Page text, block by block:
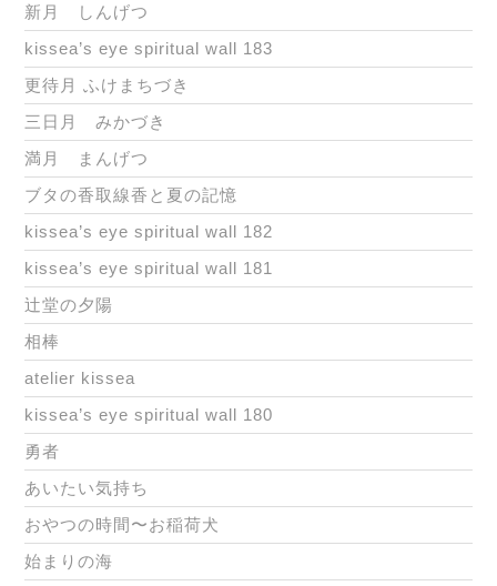
新月 しんげつ
kissea’s eye spiritual wall 183
更待月 ふけまちづき
三日月 みかづき
満月 まんげつ
ブタの香取線香と夏の記憶
kissea’s eye spiritual wall 182
kissea’s eye spiritual wall 181
辻堂の夕陽
相棒
atelier kissea
kissea’s eye spiritual wall 180
勇者
あいたい気持ち
おやつの時間〜お稲荷犬
始まりの海